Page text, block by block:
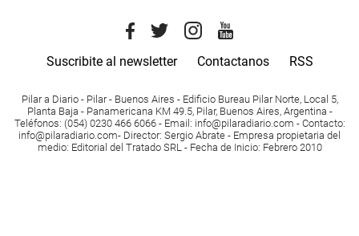
Suscribite al newsletter Contactanos RSS
Pilar a Diario - Pilar - Buenos Aires - Edificio Bureau Pilar Norte, Local 5,
Planta Baja - Panamericana KM 49.5, Pilar, Buenos Aires, Argentina -
Teléfonos: (054) 0230 466 6066 - Email : info@pilaradiario.com - Contacto:
info@pilaradiario.com- Director: Sergio Abrate - Empresa propietaria del
medio: Editorial del Tratado SRL - Fecha de Inicio: Febrero 2010